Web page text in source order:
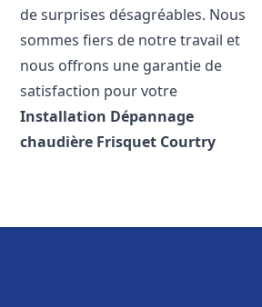
de surprises désagréables. Nous
sommes fiers de notre travail et
nous offrons une garantie de
satisfaction pour votre
Installation Dépannage
chaudière Frisquet Courtry